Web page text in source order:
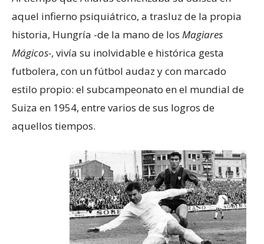
aquel infierno psiquiátrico, a trasluz de la propia
historia, Hungría -de la mano de los Magiares
Mágicos-, vivía su inolvidable e histórica gesta
futbolera, con un fútbol audaz y con marcado
estilo propio: el subcampeonato en el mundial de
Suiza en 1954, entre varios de sus logros de
aquellos tiempos.